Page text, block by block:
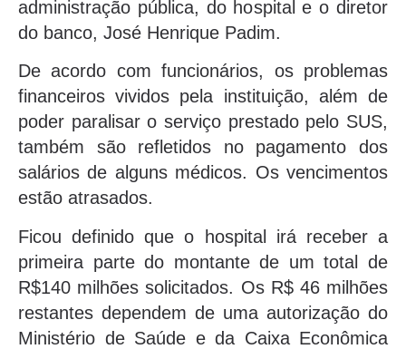
administração pública, do hospital e o diretor
do banco, José Henrique Padim.
De acordo com funcionários, os problemas
financeiros vividos pela instituição, além de
poder paralisar o serviço prestado pelo SUS,
também são refletidos no pagamento dos
salários de alguns médicos. Os vencimentos
estão atrasados.
Ficou definido que o hospital irá receber a
primeira parte do montante de um total de
R$140 milhões solicitados. Os R$ 46 milhões
restantes dependem de uma autorização do
Ministério de Saúde e da Caixa Econômica